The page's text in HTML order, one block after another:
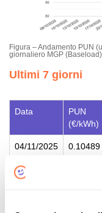
Figura – Andamento PUN
giornaliero MGP (Baseload).
Ultimi 7 giorni
Data
PUN
(€/kWh)
04/11/2025 0.10489
05/11/2025